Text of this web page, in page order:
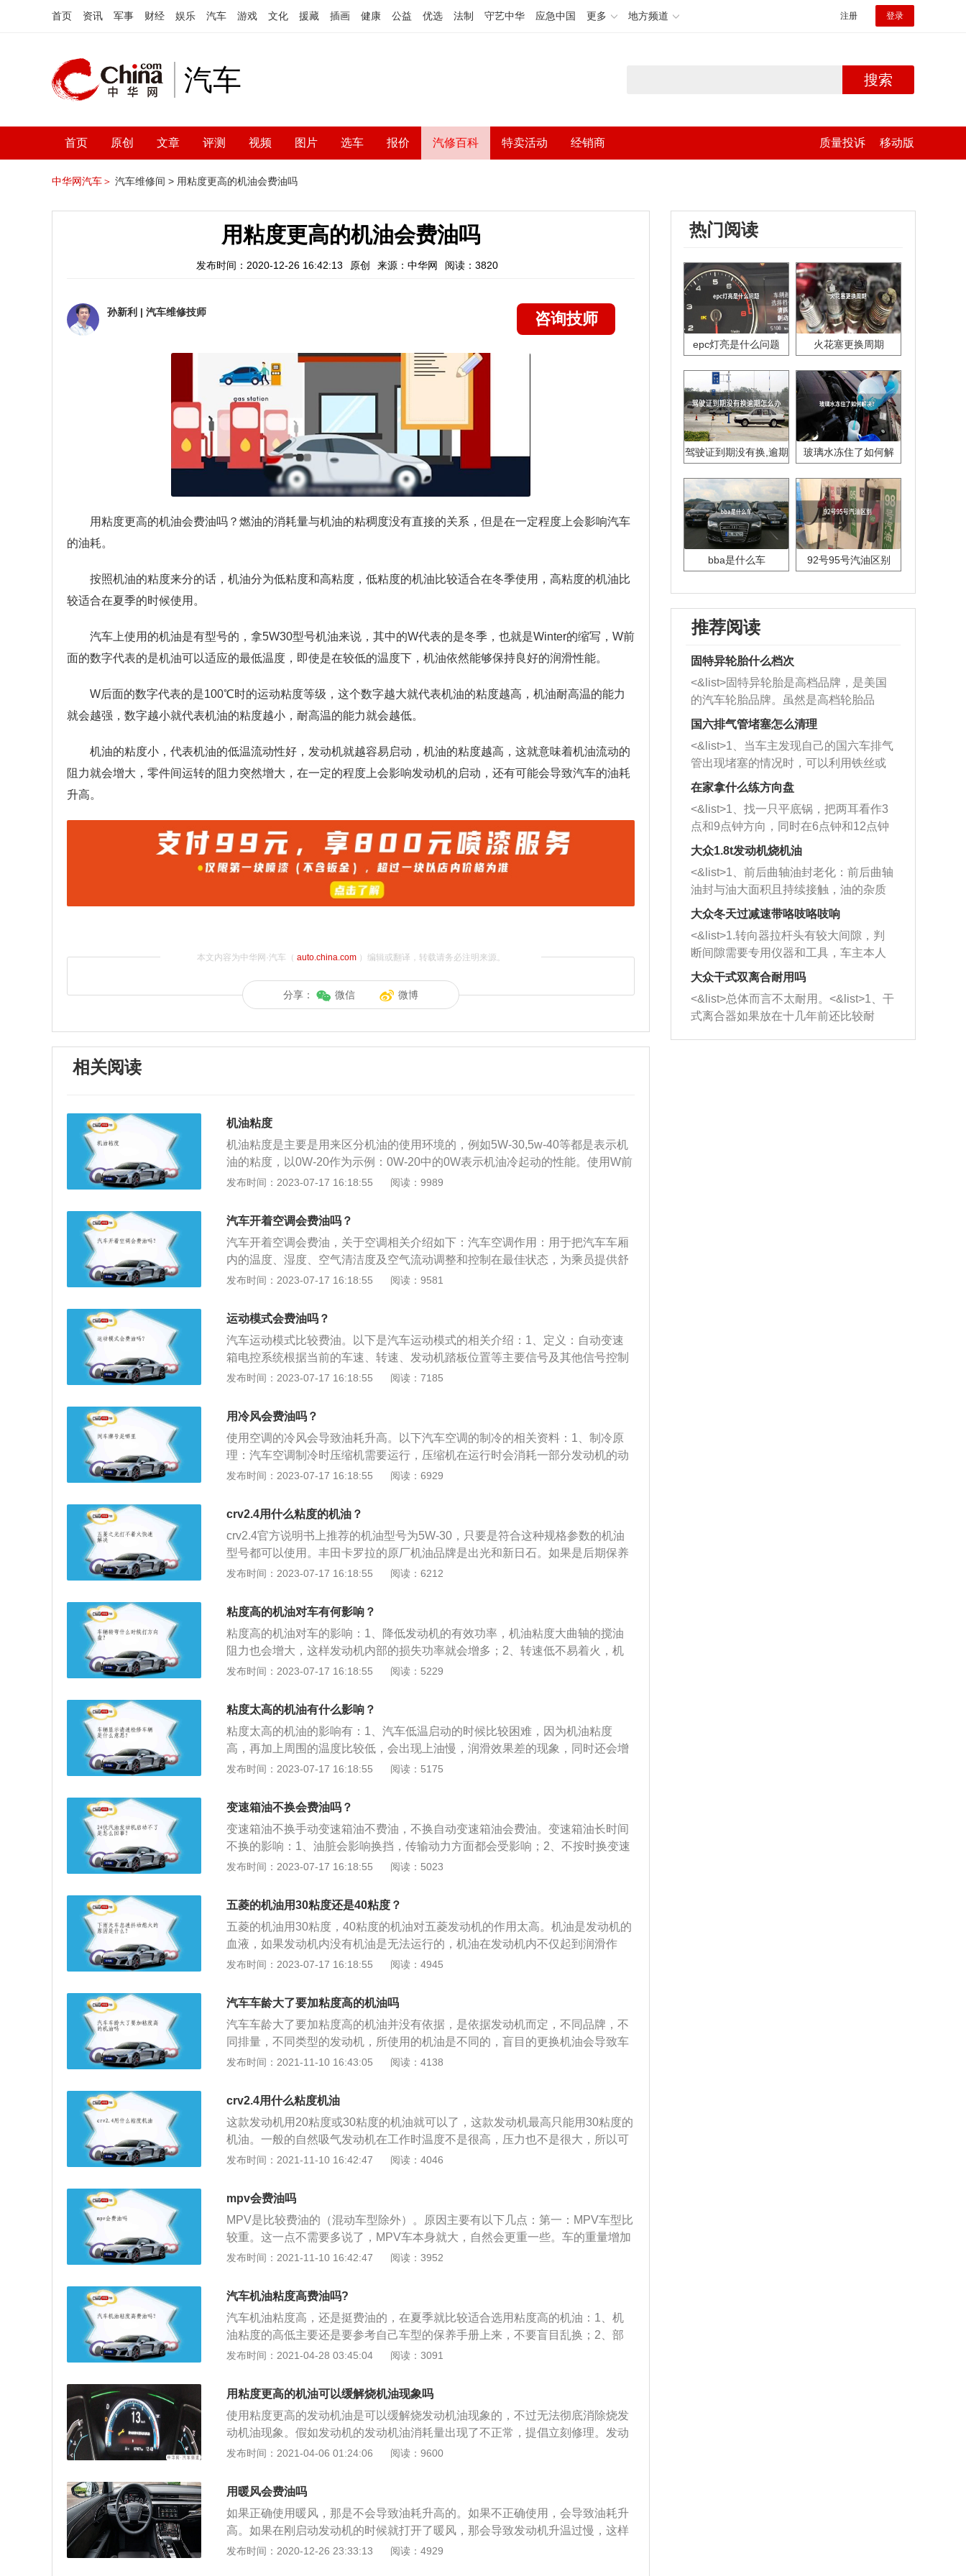
首页 资讯 军事 财经 娱乐 汽车 游戏 文化 援藏 插画 健康 公益 优选 法制 守艺中华 应急中国 更多 地方频道 注册 登录
汽车 搜索
首页 原创 文章 评测 视频 图片 选车 报价 汽修百科 特卖活动 经销商 质量投诉 移动版
中华网汽车＞ 汽车维修间 > 用粘度更高的机油会费油吗
用粘度更高的机油会费油吗
发布时间：2020-12-26 16:42:13 原创 来源：中华网 阅读：3820
孙新利 | 汽车维修技师 咨询技师
用粘度更高的机油会费油吗？ 燃油的消耗量与机油的粘稠度没有直接的关系，但是在一定程度上会影响汽车
的油耗。
按照机油的粘度来分的话，机油分为低粘度和高粘度，低粘度的机油比较适合在冬季使用，高粘度的机油比
较适合在夏季的时候使用。
汽车上使用的机油是有型号的，拿5W30型号机油来说，其中的W代表的是冬季，也就是Winter的缩写，W前
面的数字代表的是机油可以适应的最低温度，即使是在较低的温度下，机油依然能够保持良好的润滑性能。
W后面的数字代表的是100℃时的运动粘度等级，这个数字越大就代表机油的粘度越高，机油耐高温的能力
就会越强，数字越小就代表机油的粘度越小，耐高温的能力就会越低。
机油的粘度小，代表机油的低温流动性好，发动机就越容易启动，机油的粘度越高，这就意味着机油流动的
阻力就会增大，零件间运转的阻力突然增大，在一定的程度上会影响发动机的启动，还有可能会导致汽车的油耗
升高。
本文内容为中华网·汽车（ auto.china.com）编辑或翻译，转载请务必注明来源。
分享： 微信 微博
相关阅读
机油粘度
机油粘度是主要是用来区分机油的使用环境的，例如5W-30,5w-40等都是表示机
油的粘度，以0W-20作为示例：0W-20中的0W表示机油冷起动的性能。使用W前
面数值较低的机油，在寒冷天气下可以较容易地起动发动机。0W-20中的20。表
重载的车辆。汽车机油的具体分类为夏季用油4种，冬季用油6种，冬夏通用油16
最高气温越高;而冬季用油牌号分别为：0W、5W、10W、15W、20W、25W，符
号W代表冬季Winter(冬天)的缩写，W前的数字越小，低温粘度越小低温流动性越
好，适用的最低气温越低。冬夏通用油，牌号分别为：5W-20、5W-30、5W-4
0、15W-50、20W-20、20W-30、20W-40、20W-50，代表冬用部分的数字越
小，代表夏季部分的数字越大者粘度越高，适用的气温范围越大。
发布时间：2023-07-17 16:18:55 阅读：9989
汽车开着空调会费油吗？
汽车开着空调会费油，关于空调相关介绍如下：汽车空调作用：用于把汽车车厢
内的温度、湿度、空气清洁度及空气流动调整和控制在最佳状态，为乘员提供舒
适的乘坐环境，减少旅途疲劳，为驾驶员创造良好的工作条件，对确保安全行车
该打开车窗或开启外循环通风设施。引进新鲜空气。驾驶员不能在封闭车窗内睡
发布时间：2023-07-17 16:18:55 阅读：9581
运动模式会费油吗？
汽车运动模式比较费油。以下是汽车运动模式的相关介绍：1、定义：自动变速
箱电控系统根据当前的车速、转速、发动机踏板位置等主要信号及其他信号控制
自动变速箱挡位。2、作用：运动模式下，变速箱可以自由换挡，但是换挡时机
大。3、优点：超车时，可瞬间提高转速，满足提速需要的动力。高转速行驶，
对清理发动机内积碳有好处。有些车型悬挂会变得较硬，操控性也会有所提高。
发布时间：2023-07-17 16:18:55 阅读：7185
用冷风会费油吗？
使用空调的冷风会导致油耗升高。以下汽车空调的制冷的相关资料：1、制冷原
理：汽车空调制冷时压缩机需要运行，压缩机在运行时会消耗一部分发动机的动
力，所以汽车空调制冷会导致油耗升高，汽车空调的压缩机是通过皮带与发动机
机运行；2、制冷剂：制冷剂在蒸发箱内可以不断膨胀吸热，制冷剂可以冷却蒸
发箱，被冷却的蒸发箱可以冷却鼓风机吹来的风，这样汽车空调的出风口就可以
吹出冷风；3、维护方法：汽车空调使用的制冷剂是r134a，这种制冷剂需要定期
更换，如果长时间不换制冷剂，会导致汽车空调的制冷速度变慢，制冷效果变
差。汽车空调长时间使用内部会滋生细菌，需要定期清洗汽车空调。
发布时间：2023-07-17 16:18:55 阅读：6929
crv2.4用什么粘度的机油？
crv2.4官方说明书上推荐的机油型号为5W-30，只要是符合这种规格参数的机油
型号都可以使用。丰田卡罗拉的原厂机油品牌是出光和新日石。如果是后期保养
想更换机油，可以选择壳牌、美孚、嘉实、道达尔等品牌。机油的粘度会随着温
0，前面的数字表示低温流动性，5W代表可以承受-30°C的低温，这个数字越
小，就代表低温流动性越好，汽车低温冷启动就会更顺畅，后面的数字代表机油
在100℃时的运动粘度，数值越高越能在高温下保持粘度指标，也可以理解为在
高温状态下的润滑性能更好。crv2.4的机油更换的方法如下：等待发动机温度降
下来，同时也好让机油都回流到油底壳；用扳手拧松油滴螺丝，用油盆接住油滴
内的机油流出；用专用扳手拧下机油滤清器；在新的机油滤清器的油封上涂上机
油，用手顺时针拧紧即可；将新机油在发动机气门室盖的加油口加入，一般是一
桶机油加到4分之三即可；起动发动机工作5分钟，观察油底螺丝和机油滤清器处
准范围内即可。
发布时间：2023-07-17 16:18:55 阅读：6212
粘度高的机油对车有何影响？
粘度高的机油对车的影响：1、降低发动机的有效功率，机油粘度大曲轴的搅油
阻力也会增大，这样发动机内部的损失功率就会增多；2、转速低不易着火，机
油粘度大发动机在低温启动时曲轴转动所需的转矩就大，因此转速低不易着火；
减少，不能及时把磨损下来的杂质从摩擦表面带走；4、冷却作用差，机油流动
性差循环速度变慢，从摩擦表面带走热量的速度就慢，其冷却效果也就较差，容
易使发动机过热；5、残炭高，机油粘度大其残炭颗粒大凝固点高，容易堵塞油
路。
发布时间：2023-07-17 16:18:55 阅读：5229
粘度太高的机油有什么影响？
粘度太高的机油的影响有：1、汽车低温启动的时候比较困难，因为机油粘度
高，再加上周围的温度比较低，会出现上油慢，润滑效果差的现象，同时还会增
加发动机部件磨损；2、机油的粘度比较大，在发动机内的循环速度就会比较
的粘度大，流动性就相对减慢，从而使冷却作用差；4、机油的粘度大，导致发
动机内的各个零件之间的摩擦力加大，这样不仅让零件之间的磨损比较大，还会
因为磨损损失一部分的功率，降低了发动机的有效功率。
发布时间：2023-07-17 16:18:55 阅读：5175
变速箱油不换会费油吗？
变速箱油不换手动变速箱油不费油，不换自动变速箱油会费油。变速箱油长时间
不换的影响：1、油脏会影响换挡，传输动力方面都会受影响；2、不按时换变速
箱油在高速高温下工作会变质挥发，从而加剧机械零件的磨损，严重时损坏变速
致变速箱油温过高加剧磨损；4、不按时换变速箱油，车辆在行驶过程中容易出
现轻微的打滑现象。
发布时间：2023-07-17 16:18:55 阅读：5023
五菱的机油用30粘度还是40粘度？
五菱的机油用30粘度，40粘度的机油对五菱发动机的作用太高。机油是发动机的
血液，如果发动机内没有机油是无法运行的，机油在发动机内不仅起到润滑作
用，还起到清洁、密封、缓冲、防锈、散热的作用。五菱是柳州五菱汽车有限责
汽车有限责任公司的主标志由五个鲜红的菱形组成，形似鲲鹏展翅，雄鹰翱翔，
有上升、腾举之势，象征着五菱的事业不断发展。
发布时间：2023-07-17 16:18:55 阅读：4945
汽车车龄大了要加粘度高的机油吗
汽车车龄大了要加粘度高的机油并没有依据，是依据发动机而定，不同品牌，不
同排量，不同类型的发动机，所使用的机油是不同的，盲目的更换机油会导致车
辆在低温的情况下启动困难，动力降低。汽车在使用的时候是要定期的给车辆做
调滤芯，在到了大保养的时候，需要检查整车油，检查车辆的防冻液，车辆的轮
胎使用情况，检查汽车的零部件损坏情况等。
发布时间：2021-11-10 16:43:05 阅读：4138
crv2.4用什么粘度机油
这款发动机用20粘度或30粘度的机油就可以了，这款发动机最高只能用30粘度的
机油。一般的自然吸气发动机在工作时温度不是很高，压力也不是很大，所以可
以使用较低粘度的机油。机油的粘度不能过高也不能过低，如果机油粘度过低，
不良的现象，这样会加剧发动机的磨损。如果机油粘度过高，那在发动机工作时
会增加发动机的运行阻力，这样会导致发动机出现动力下降和油耗升高的现象。
所以在选择机油时，一定要选择适合自己汽车发动机的机油粘度。机油有三种，
分别是全合成机油，半合成机油，矿物质机油。全合成机油的基础油是由人工合
成的，这种机油的分子大小和形状都是几乎相同的，所以全合成机油的润滑性能
机油的分子大小和形状都是不规则的，所以这种机油的润滑性能一般，使用寿命
也不是很长。半合成机油的使用寿命和润滑性能介于全合成机油与矿物质机油之
间。
发布时间：2021-11-10 16:42:47 阅读：4046
mpv会费油吗
MPV是比较费油的（混动车型除外）。原因主要有以下几点：第一：MPV车型比
较重。这一点不需要多说了，MPV车本身就大，自然会更重一些。车的重量增加
了，油耗自然会升高。第二：MPV的排量大都比较高。MPV的排量大都在1.5以
风阻系数会比较高，自然更费油。在国内，市面上最常见的MPV非别克的GL8莫
属，下面列举一下GL8的油耗。根据车友在网上反馈的数据显示：搭载2.4L167马
力L4发动机，匹配6挡手自一体变速箱车型，平均油耗为12.20升/百公里，油耗范
围在10.37~14.03升/百公里，参加测试车主共有1317位。搭载2.0T260马力L4发
动机，匹配6挡手自一体变速箱车型，平均油耗为10.86升/百公里，油耗范围在9.
下各种MPV的油耗，普遍来说都是挺高的，很少有低于百公里8升油耗的。
发布时间：2021-11-10 16:42:47 阅读：3952
汽车机油粘度高费油吗?
汽车机油粘度高，还是挺费油的，在夏季就比较适合选用粘度高的机油：1、机
油粘度的高低主要还是要参考自己车型的保养手册上来，不要盲目乱换；2、部
分老司机为了追求更低或者更高的粘度等级，不按照车辆说明书规范选择机油，
得不偿失；3、说两个常见的错误观点：冬天气温低，换用低粘度等级的机油，
夏天气温高，换用高粘度等级的机油。这样的做法根本就不会对车辆保养起到任
何额外的帮助作用。
发布时间：2021-04-28 03:45:04 阅读：3091
用粘度更高的机油可以缓解烧机油现象吗
使用粘度更高的发动机油是可以缓解烧发动机油现象的，不过无法彻底消除烧发
动机油现象。假如发动机的发动机油消耗量出现了不正常，提倡立刻修理。发动
机油对发动机来说是十分至关重要的，发动机油被叫作发动机的血液，假如发动
润滑作用，还起到清洁，密封，缓冲，防锈，散热的作用。在发动机运转时，发
个部件直接接触造成摩擦。假如发动机内的各个部件直接接触造成摩擦，会加剧
发动机的磨损，而且也可能会影响到发动机过热。假如发动机在过热的状态下持
续运转，会影响到发动机受到严重的损坏。发动机油长时间使用每一项性能基本
发布时间：2021-04-06 01:24:06 阅读：9600
用暖风会费油吗
如果正确使用暖风，那是不会导致油耗升高的。如果不正确使用，会导致油耗升
高。如果在刚启动发动机的时候就打开了暖风，那会导致发动机升温过慢，这样
会导致发动机的油耗升高，并且也会导致动力下降。所以在刚启动发动机后，不
发布时间：2020-12-26 23:33:13 阅读：4929
热门阅读
epc灯亮是什么问题 火花塞更换周期
驾驶证到期没有换,逾期
玻璃水冻住了如何解
bba是什么车 92号95号汽油区别
推荐阅读
固特异轮胎什么档次
<&list>固特异轮胎是高档品牌，是美国
的汽车轮胎品牌。虽然是高档轮胎品
牌，但是中高低端的轮胎都有生产，这
也是为了更好的开拓市场。
国六排气管堵塞怎么清理
<&list>1、当车主发现自己的国六车排气
管出现堵塞的情况时，可以利用铁丝或
者是细棍，直接将杂物给取出来，如果
堵塞情况比较严重，也可以采取应急措
施。 <&list>2、直接利用木棍将所有的
杂物推到排气管里面的位置处，然后将
三元催化器拆解开，就可以将堵塞的东
西取出来。但如果是因为积碳过多引起
的堵塞，就需要将三元催化器泡在草酸
洗剂对堵塞的情况得到解决，将清洗剂
放在燃油箱中，与燃油混合后，车辆启
动时，就可以和汽油一起进入到燃烧
室，最后形成废气排出，就可以让三元
催化器得到清洗，排气管堵塞的情况就
能够得到解决。
在家拿什么练方向盘
<&list>1、找一只平底锅，把两耳看作3
点和9点钟方向，同时在6点钟和12点钟
方向做一个标记。 <&list>2、双手握住
一圈半的练习，往右同样也要打相同的
圈数。 <&list>3、最后强调要反复练
习，这样就可以形成肌肉记忆，在真实
驾驶车辆时，不需要记忆也能打好方
向。
大众1.8t发动机烧机油
<&list>1、前后曲轴油封老化：前后曲轴
油封与油大面积且持续接触，油的杂质
和发动机内持续温度变化使其密封效果
逐渐减弱，导致渗油或漏油。<&list>2、
活塞间隙过大：积碳会使活塞环与缸体
的间隙扩大，导致机油流入燃烧室中，
造成烧机油。<&list>3、机油粘度。使用
机油粘度过小的话，同样会有烧机油现
象，机油粘度过小具有很好的流动性，
大众冬天过减速带咯吱咯吱响
<&list>1.转向器拉杆头有较大间隙，判
断间隙需要专用仪器和工具，车主本人
无法制作，需要将车辆送到修理厂或4s
店；<&list>2.车辆半轴套管防尘罩破
裂，破裂后会出现漏油现象，使半轴磨
损严重，磨损的半轴容易损坏，产生异
响；<&list>3.稳定器的转向胶套和球头
大众干式双离合耐用吗
<&list>总体而言不太耐用。<&list>1、干
式离合器如果放在十几年前还比较耐